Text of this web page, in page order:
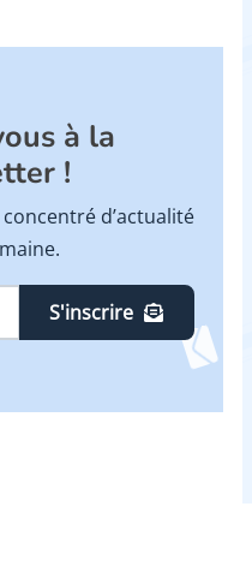
à la
!
d’actualité
S'inscrire